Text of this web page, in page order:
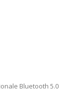
Bluetooth 5.0